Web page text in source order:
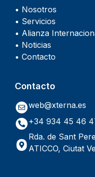
• Nosotros
• Servicios
• Alianza
• Noticias
• Contacto
Contacto
web@xterna.es
+34 934 45 46
Rda. de Sant
ATICCO, Ciutat